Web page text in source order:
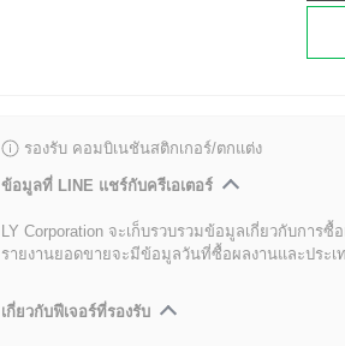
รองรับ คอมบิเนชันสติกเกอร์/ตกแต่ง
ข้อมูลที่ LINE แชร์กับครีเอเตอร์
LY Corporation จะเก็บรวบรวมข้อมูลเกี่ยวกับการ
รายงานยอดขายจะมีข้อมูลวันที่ซื้อผลงานและประ
เกี่ยวกับฟีเจอร์ที่รองรับ